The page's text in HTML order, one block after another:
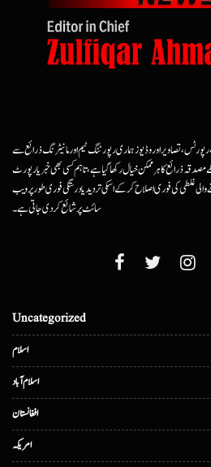
تصاویر اور وڈیوز ہماری رپورٹنگ ٹیم اور مانیٹرنگ ذرائع سے
ذرائع کا ہرممکن خیال رکھا گیا ہے، تاہم کسی بھی خبر یا رپورٹ
غلطی کی فوری اصلاح کرکے اسکی تردید یا درستگی فوری طور پر ویب
سائٹ پر شائع کردی جاتی ہے۔
Uncategorized
اسلام
اسلام آباد
افغانستان
امریکہ